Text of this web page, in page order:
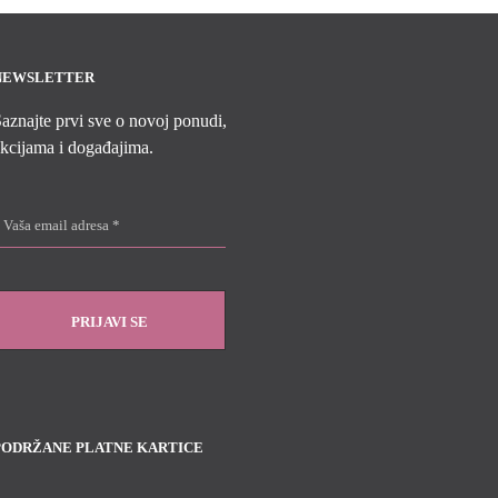
prvi sve o novoj ponudi,
i događajima.
PLATNE KARTICE